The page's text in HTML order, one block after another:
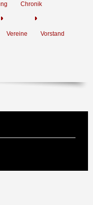
Chronik
Vereine Vorstand